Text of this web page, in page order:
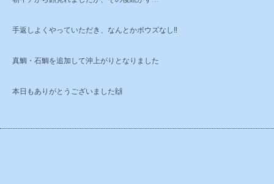
手返しよくやっていただき、なんとかボウズなし‼️
真鯛・石鯛を追加して沖上がりとなりました
本日もありがとうございました🙌